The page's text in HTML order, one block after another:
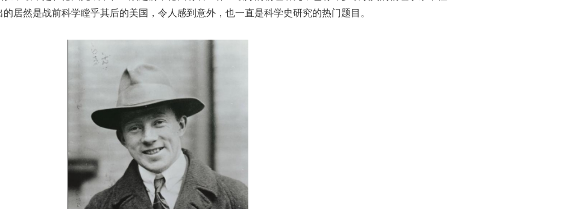
居然是战前科学瞠乎其后的美国，令人感到意外，也一直是科学史研究的热门题目。